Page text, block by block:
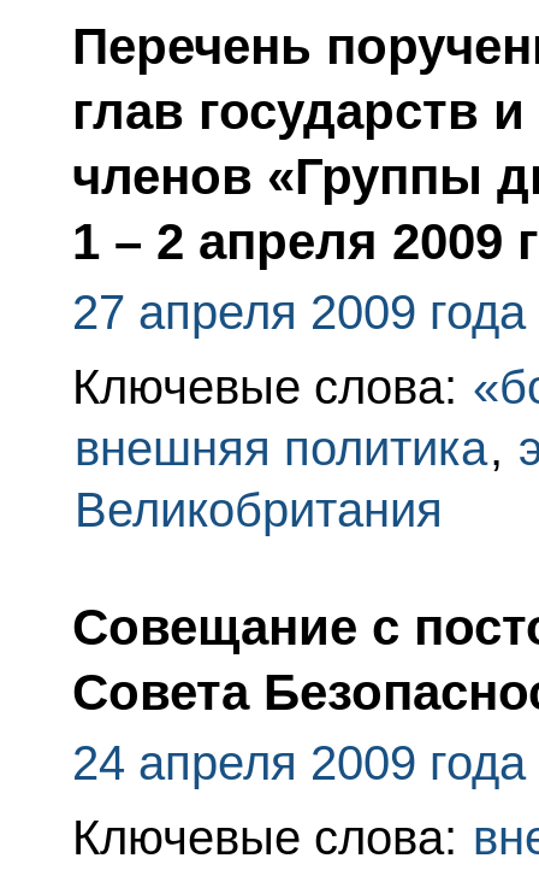
Перечень
глав государств
членов «Группы
1 – 2 апреля 2009
27 апреля 2009 года
Ключевые слова:
внешняя политика,
Великобритания
Совещание с
Совета
24 апреля 2009 года
Ключевые слова: